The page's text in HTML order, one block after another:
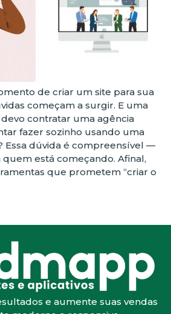
de criar um site para sua
começam a surgir. E uma
contratar uma agência
fazer sozinho usando uma
Essa dúvida é compreensível —
está começando. Afinal,
que prometem “criar o
e aumente suas vendas